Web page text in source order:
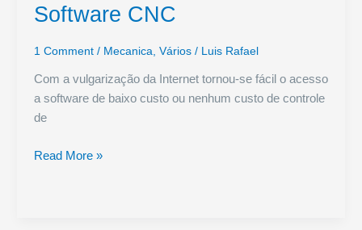
Software CNC
1 Comment / Mecanica Vários/ Luis Rafael
Com a vulgarização da Internet tornou-se fácil o acesso
a software de baixo custo ou nenhum custo de controle
de
Software
Read More »